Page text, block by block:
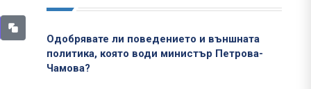
Одобрявате ли поведението и външната
политика, която води министър Петрова-
Чамова?